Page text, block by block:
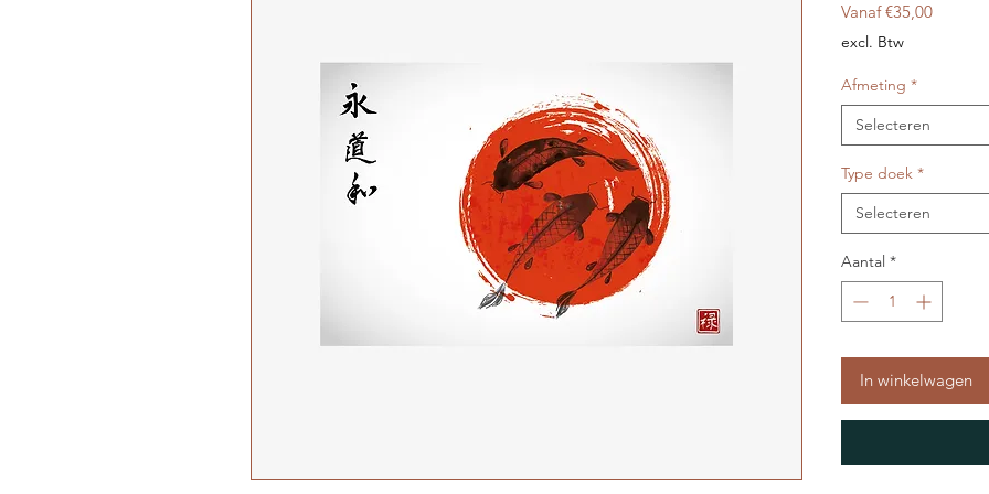
Vanaf€35,00
excl. Btw
Afmeting *
Selecteren
Type doek *
Selecteren
Aantal *
In winkelwagen